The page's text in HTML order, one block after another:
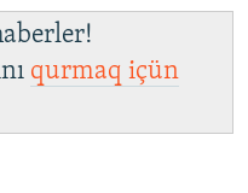
qurmaq içün